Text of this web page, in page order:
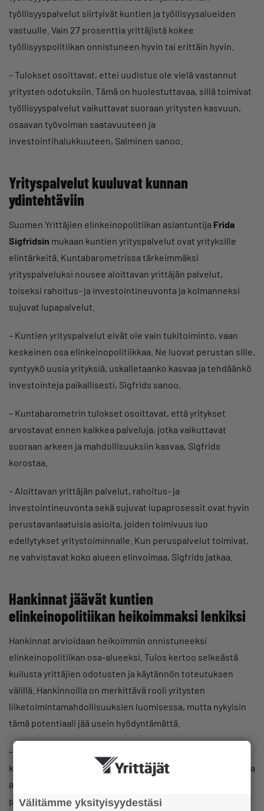
työllisyyspalvelut siirtyivät kuntien ja työllisyysalueiden
vastuulle. Vain 27 prosenttia yrittäjistä kokee
työllisyyspolitiikan onnistuneen hyvin tai erittäin hyvin.
– Tulokset osoittavat, ettei uudistus ole vielä vastannut
yritysten odotuksiin. Tämä on huolestuttavaa, sillä toimivat
työllisyyspalvelut vaikuttavat suoraan yritysten kasvuun,
osaavan työvoiman saatavuuteen ja
investointihalukkuuteen, Salminen sanoo.
Yrityspalvelut kuuluvat kunnan
ydintehtäviin
Suomen Yrittäjien elinkeinopolitiikan asiantuntija Frida
Sigfridsin mukaan kuntien yrityspalvelut ovat yrityksille
elintärkeitä. Kuntabarometrissa tärkeimmäksi
yrityspalveluksi nousee aloittavan yrittäjän palvelut,
toiseksi rahoitus- ja investointineuvonta ja kolmanneksi
sujuvat lupapalvelut.
– Kuntien yrityspalvelut eivät ole vain tukitoiminto, vaan
keskeinen osa elinkeinopolitiikkaa. Ne luovat perustan sille,
syntyykö uusia yrityksiä, uskalletaanko kasvaa ja tehdäänkö
investointeja paikallisesti, Sigfrids sanoo.
– Kuntabarometrin tulokset osoittavat, että yritykset
arvostavat ennen kaikkea palveluja, jotka vaikuttavat
suoraan arkeen ja mahdollisuuksiin kasvaa, Sigfrids
korostaa.
– Aloittavan yrittäjän palvelut, rahoitus- ja
investointineuvonta sekä sujuvat lupaprosessit ovat hyvin
perustavanlaatuisia asioita, joiden toimivuus luo
edellytykset yritystoiminnalle. Kun peruspalvelut toimivat,
ne vahvistavat koko alueen elinvoimaa, Sigfrids jatkaa.
Hankinnat jäävät kuntien
elinkeinopolitiikan heikoimmaksi lenkiksi
Hankinnat arvioidaan heikoimmin onnistuneeksi
elinkeinopolitiikan osa-alueeksi. Tulos kertoo selkeästä
kuilusta yrittäjien odotusten ja käytännön toteutuksen
välillä. Hankinnoilla on merkittävä rooli yritysten
liiketoimintamahdollisuuksien luomisessa, mutta nykyisin
tämä potentiaali jää usein hyödyntämättä.
– Tulokset osoittavat, että kuntien hankinnoissa on paljon
kehitettävää. Yrittäjät ovat esimerkiksi kannustaneet kuntia
avaamaan ostolaskudatansa ja jakamaan isoja hankintoja
pieniin osiin. Näin yhä useampi yritys pääsisi osallistumaan
Välitämme yksityisyydestäsi